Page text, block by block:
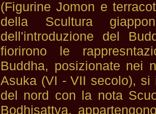
(Figurine Jomon e
della Scultura
dell'introduzione del
fiorirono le
Buddha, posizionate nei
Asuka (VI - VII secolo),
del nord con la nota
Bodhisattva,